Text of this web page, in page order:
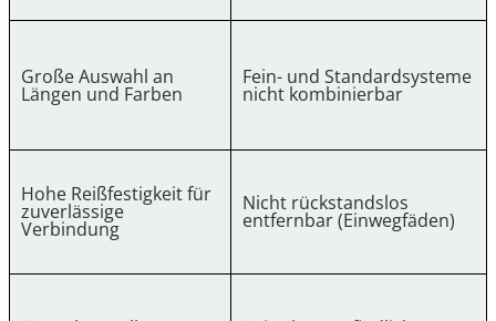
Große Auswahl an
Längen und Farben
Fein- und Standardsysteme
nicht kombinierbar
Hohe Reißfestigkeit für
zuverlässige
Verbindung
Nicht rückstandslos
entfernbar (Einwegfäden)